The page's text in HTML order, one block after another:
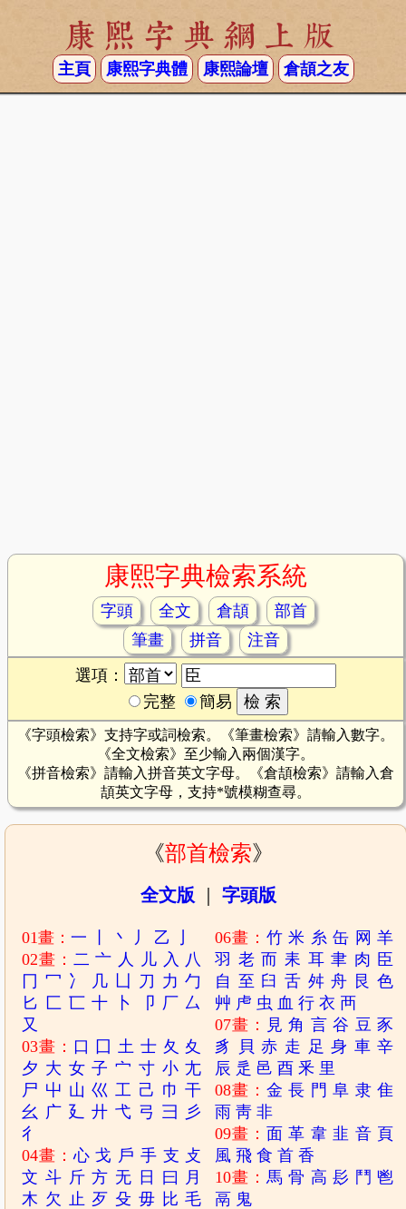
康熙字典網上版
主頁 康熙字典體 康熙論壇 倉頡之友
康熙字典檢索系統
字頭 全文 倉頡
部首
筆畫
拼音
注音
選項：
完整
簡易
《字頭檢索》支持字或詞檢索。《筆畫檢索》請輸入數字。
《全文檢索》至少輸入兩個漢字。
《拼音檢索》請輸入拼音英文字母。《倉頡檢索》請輸入倉
頡英文字母，支持*號模糊查尋。
《部首檢索》
全文版 ｜ 字頭版
01畫：一 丶 丿 乙
02畫： 二 亠 人 儿 入
八
冂 冖 冫 几 刀 力 勹
匕 匚 匸 十 卜 卩 厂 厶
又
03畫： 口 囗 土 士 夂 夊
夕 大 女 子 宀 寸 小 尢
尸 屮 山 巛 工 己 巾 干
幺 广 廴 廾 弋 弓 彐 彡
彳
04畫：心 戈 戶 手 支 攴
文 斗 斤 方 无 日 曰
月
木 欠 止 歹 殳 毋 比 毛
06畫： 竹 米 糸 缶 网 羊
羽 老 而 耒 耳 聿 肉 臣
自 至 臼 舌 舛 舟 艮 色
艸 虍 虫 血 行 衣 襾
07畫： 見 角 言 谷 豆 豕
豸
貝 赤 走 足 身 車 辛
辰 辵 邑 酉 釆 里
08畫： 金 長 門 阜 隶 隹
雨 靑 非
09畫： 面 革 韋 韭 音 頁
風 飛 食 首 香
10畫： 馬 骨 高 髟 鬥 鬯
鬲 鬼